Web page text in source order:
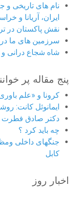
نام های تاریخی و
ایران، آریانا و
نقش پاکستان در
سرزمین های ما در
شاه شجاع درانی
پنج مقاله پر
کرونا و «علم
ایمانوئل کانت:
دکتر صادق فطرت
چه باید کرد ؟
کابل
اخبار روز